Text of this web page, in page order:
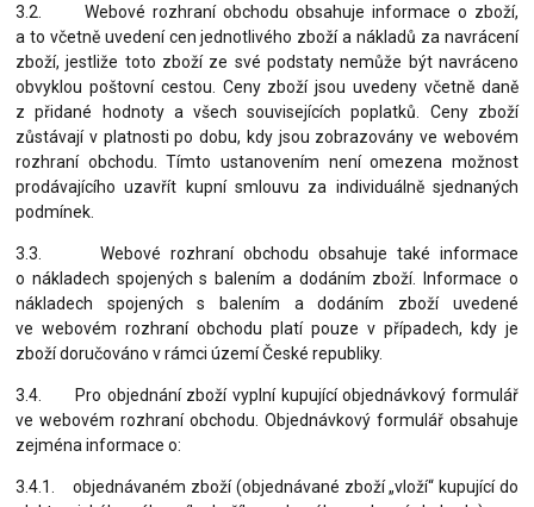
3.2. Webové rozhraní obchodu obsahuje informace o zboží,
a to včetně uvedení cen jednotlivého zboží a nákladů za navrácení
zboží, jestliže toto zboží ze své podstaty nemůže být navráceno
obvyklou poštovní cestou. Ceny zboží jsou uvedeny včetně daně
z přidané hodnoty a všech souvisejících poplatků. Ceny zboží
zůstávají v platnosti po dobu, kdy jsou zobrazovány ve webovém
rozhraní obchodu. Tímto ustanovením není omezena možnost
prodávajícího uzavřít kupní smlouvu za individuálně sjednaných
podmínek.
3.3. Webové rozhraní obchodu obsahuje také informace
o nákladech spojených s balením a dodáním zboží. Informace o
nákladech spojených s balením a dodáním zboží uvedené
ve webovém rozhraní obchodu platí pouze v případech, kdy je
zboží doručováno v rámci území České republiky.
3.4. Pro objednání zboží vyplní kupující objednávkový formulář
ve webovém rozhraní obchodu. Objednávkový formulář obsahuje
zejména informace o:
3.4.1. objednávaném zboží (objednávané zboží „vloží“ kupující do